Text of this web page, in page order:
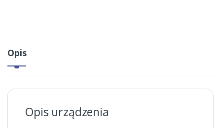
Opis
Opis urządzenia